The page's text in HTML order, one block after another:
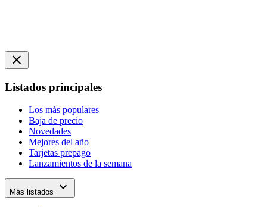
close
Listados principales
Los más populares
Baja de precio
Novedades
Mejores del año
Tarjetas prepago
Lanzamientos de la semana
Más listados expand_more